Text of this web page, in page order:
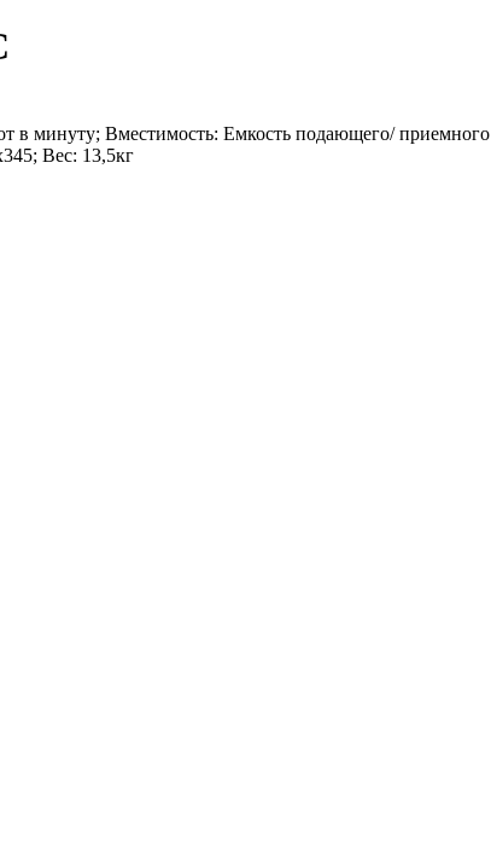
в минуту; Вместимость: Емкость подающего/ приемного
Вес: 13,5кг